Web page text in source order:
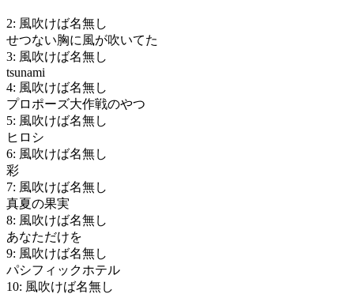
2: 風吹けば名無し
せつない胸に風が吹いてた
3: 風吹けば名無し
tsunami
4: 風吹けば名無し
プロポーズ大作戦のやつ
5: 風吹けば名無し
ヒロシ
6: 風吹けば名無し
彩
7: 風吹けば名無し
真夏の果実
8: 風吹けば名無し
あなただけを
9: 風吹けば名無し
パシフィックホテル
10: 風吹けば名無し